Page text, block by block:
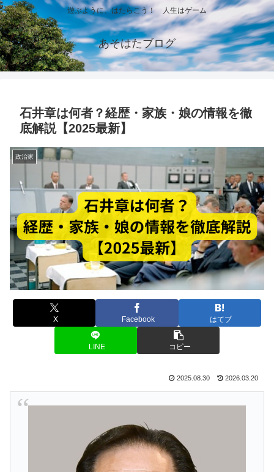
遊ぶように、はたらこう！ 人生はゲーム
あそはたブログ
石井章は何者？経歴・家族・娘の情報を徹
底解説【2025最新】
政治家
X Facebook はてブ
LINE コピー
2025.08.30 2026.03.20